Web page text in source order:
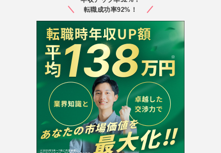
転職成功率92%！